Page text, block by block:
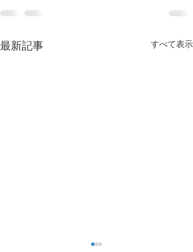
最新記事 すべて表示